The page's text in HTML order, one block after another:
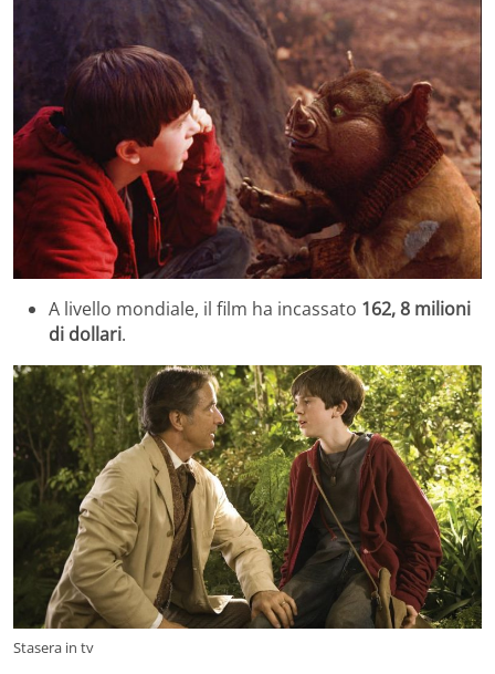
A livello mondiale, il film ha incassato 162, 8 milioni
di dollari.
Stasera in tv